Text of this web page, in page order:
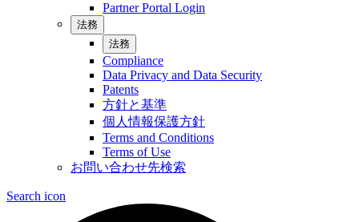
Partner Portal Login
法務
法務
Compliance
Data Privacy and Data Security
Patents
方針と基準
個人情報保護方針
Terms and Conditions
Terms of Use
お問い合わせ先検索
Search icon